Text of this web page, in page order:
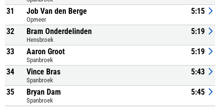
31 Job Van den Berge
Opmeer
5:15
32 Bram Onderdelinden
Hensbroek
5:19
33 Aaron Groot
Spanbroek
5:19
34 Vince Bras
Spanbroek
5:43
35 Bryan Dam
Spanbroek
5:45